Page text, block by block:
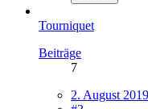
Tourniquet
Beiträge
7
2. August